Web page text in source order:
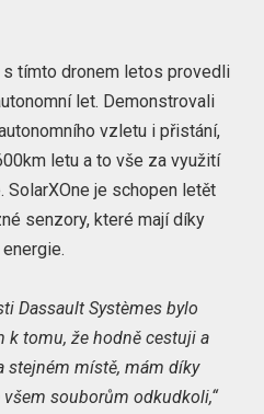
tímto dronem letos provedli
let. Demonstrovali
vzletu i přistání,
letu a to vše za využití
je schopen letět
senzory, které mají díky
Dassault Systèmes bylo
k tomu, že hodně cestuji a
stejném místě, mám díky
souborům odkudkoli,“